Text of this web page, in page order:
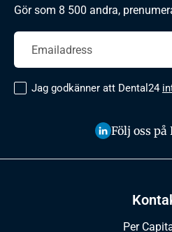
Per
Gör som 8 500 andra,
Jag godkänner att Dental24
Följ oss